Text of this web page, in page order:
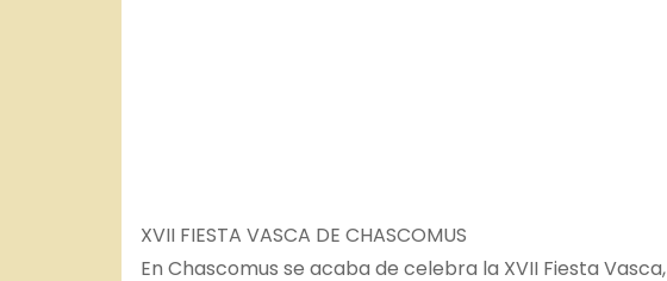
XVII FIESTA VASCA DE CHASCOMUS
En Chascomus se acaba de celebra la XVII Fiesta Vasca,